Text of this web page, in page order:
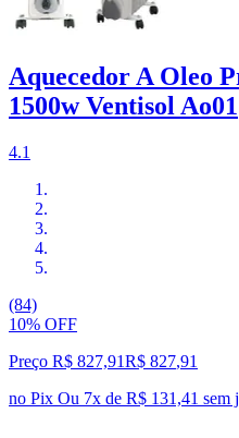
Aquecedor A Oleo
1500w Ventisol Ao01
4.1
(84)
10% OFF
Preço R$ 827,91R$ 827,91
no Pix Ou 7x de R$ 131,41 sem